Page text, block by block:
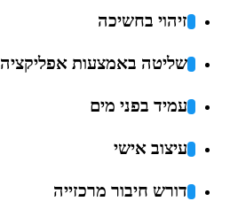
זיהוי בחשיכה
שליטה באמצעות אפליקציה
עמיד בפני מים
עיצוב אישי
דורש חיבור מרכזייה